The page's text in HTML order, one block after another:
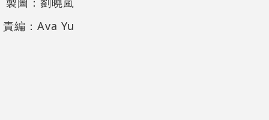
責編：Ava Yu